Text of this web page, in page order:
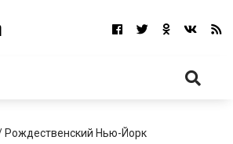
Рождественский Нью-Йорк